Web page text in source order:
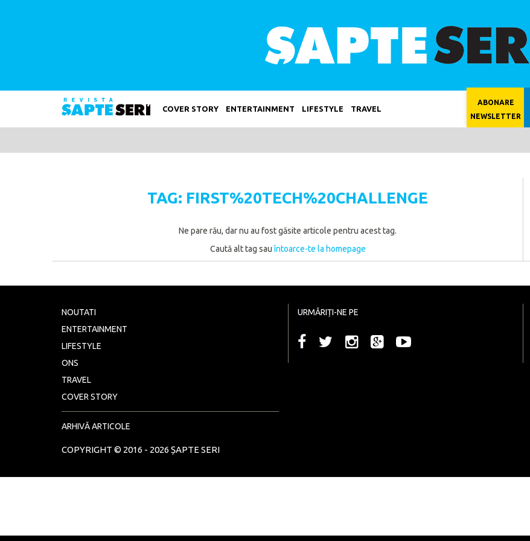
COVER STORY ENTERTAINMENT LIFESTYLE TRAVEL
ABONARE
NEWSLETTER
TAG: FIRST%20TECH%20CHALLENGE
Ne pare rău, dar nu au fost găsite articole pentru acest tag.
Caută alt tag sauîntoarce-te la homepage
NOUTATI
ENTERTAINMENT
LIFESTYLE
ONS
TRAVEL
COVER STORY
ARHIVĂ ARTICOLE
URMĂRIȚI-NE PE
COPYRIGHT © 2016 - 2026 ȘAPTE SERI